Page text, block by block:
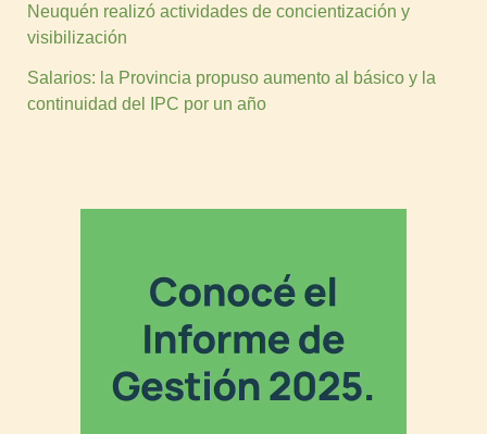
Neuquén realizó actividades de concientización y
visibilización
Salarios: la Provincia propuso aumento al básico y la
continuidad del IPC por un año